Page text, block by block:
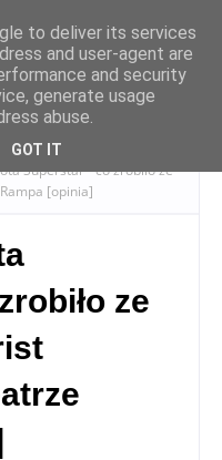
Superstar - co zrobiło ze
[opinia]
ze
to deliver its services
and user-agent are
and security
generate usage
abuse.
GOT IT